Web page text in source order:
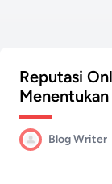
Reputasi
Menentukan
Blog Writer